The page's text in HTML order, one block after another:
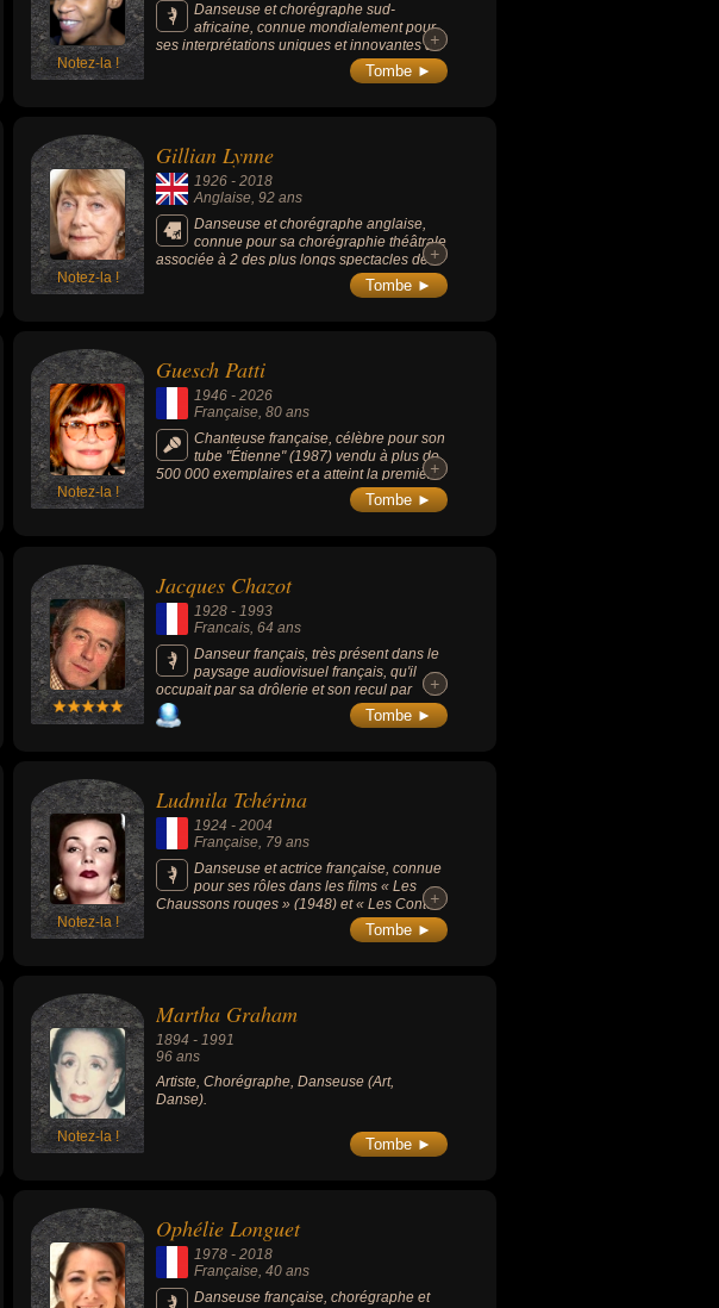
Notez-la !
Danseuse et chorégraphe sud-
africaine, connue mondialement pour
ses interprétations uniques et innovantes de
+
+
Tombe ►
Notez-la !
Gillian Lynne
1926 -2018
Anglaise, 92 ans
Danseuse et chorégraphe anglaise,
connue pour sa chorégraphie théâtrale
associée à 2 des plus longs spectacles de
l'histoire de Broadway : « Cats » (1981) et «
Fantôme de l’opéra » (1986). Elle a reçu 2
+
+
Tombe ►
Notez-la !
Guesch Patti
1946 -2026
Française, 80 ans
Chanteuse française, célèbre pour son
tube "Étienne" (1987) vendu à plus de
500 000 exemplaires et a atteint la première
place du Top 50 en France. Cette chanson a
marqué les esprits grâce à son texte
Victoire de la musique de la « Révélation
féminine » en 1987.
+
+
Tombe ►
Jacques Chazot
1928 - 1993
Francais , 64 ans
Danseur français, très présent dans le
paysage audiovisuel français, qu'il
occupait par sa drôlerie et son recul par
rapport à son propre personnage, il a
participé à de nombreuses reprises à
+
+
Tombe ►
Notez-la !
Ludmila Tchérina
1924 -2004
Française , 79 ans
Danseuse et actrice française, connue
pour ses rôles dans les films « Les
Chaussons rouges » (1948) et « Les Contes
d'Hoffmann » (1951), elle reçoit les prix de
l'Ordre des arts et des lettres, puis le titre
+
+
Tombe ►
Notez-la !
Martha Graham
1894 -1991
96 ans
Artiste, Chorégraphe, Danseuse (Art,
Danse).
Tombe ►
Ophélie Longuet
1978 -2018
Française, 40 ans
Danseuse française, chorégraphe et